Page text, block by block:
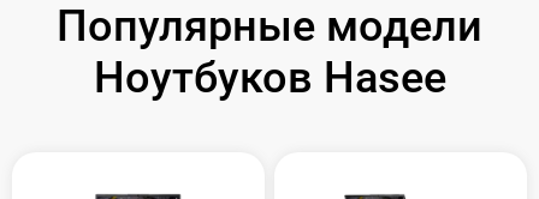
Популярные модели
Ноутбуков Hasee